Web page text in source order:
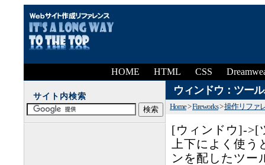
HOME HTML CSS
ウィンドウ：ツー
Home>Fireworks>操作リファ
[ウィンドウ]->[
上下によく使
ンを配したツー
サイト内検索